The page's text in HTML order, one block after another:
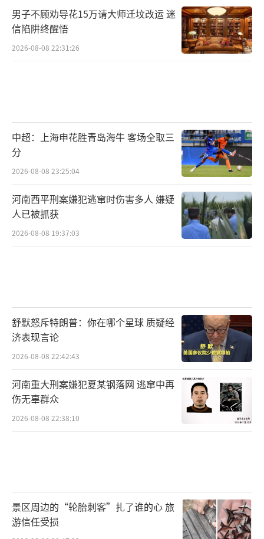
男子不顾劝导花15万请大师迁坟改运 迷
信陷阱终醒悟
2026-08-08 22:31:26
中超：上海申花胜青岛海牛 客场全取三
分
2026-08-08 23:25:04
河南西平刑案嫌犯逃窜时伤害多人 嫌疑
人已被抓获
2026-08-08 19:37:03
舒默怒斥特朗普：你在哪个星球 质疑经
济表现言论
2026-08-08 22:42:43
河南重大刑案嫌犯夏某钢落网 逃窜中再
伤无辜群众
2026-08-08 22:38:10
景区周边的“轮胎刺客”扎了谁的心 旅
游信任受损